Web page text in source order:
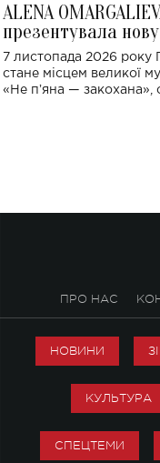
ALENA
презентувала
великого
спорту
7 листопада 2026 року
стане місцем великої
«Не пʼяна — закохана»,
ПРО НАС
НОВИНИ
КУЛЬТУРА
СПЕЦТЕМИ